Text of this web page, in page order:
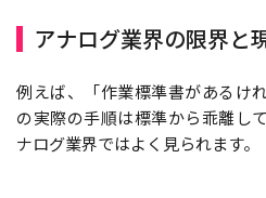
アナログ業界の限界と
例えば、「作業標準書があるけ
の実際の手順は標準から乖離し
ナログ業界ではよく見られます。